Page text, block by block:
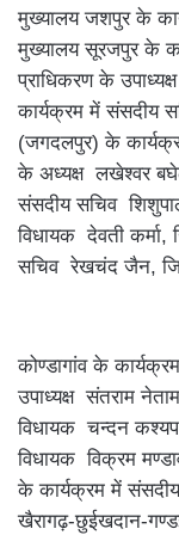
मुख्यालय जशपुर के
मुख्यालय सूरजपुर के
प्राधिकरण के
कार्यक्रम में संसदीय
(जगदलपुर) के
के अध्यक्ष लखेश्वर
संसदीय सचिव
विधायक देवती
सचिव रेखचंद जैन,
कोण्डागांव के
उपाध्यक्ष संतराम
विधायक चन्दन
विधायक विक्रम
के कार्यक्रम में
खैरागढ़-छुईखदान-